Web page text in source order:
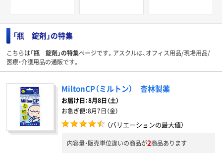
「瓶 錠剤」の特集
こちらは「瓶 錠剤」の特集ページです。アスクルは、オフィス用品/現場用品/
医療・介護用品の通販です。
MiltonCP（ミルトン） 杏林製薬
お届け日：8月8日（土）
お急ぎ便：8月7日（金）
（バリエーションの最大値）
内容量・販売単位違いの商品が2商品あります